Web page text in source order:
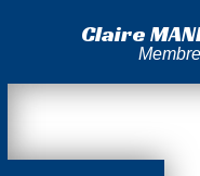
Claire
Membre